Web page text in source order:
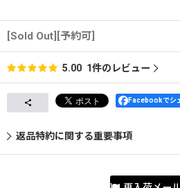
[Sold Out][予約可]
5.00 1件のレビュー
Facebookでシ
返品特約に関する重要事項